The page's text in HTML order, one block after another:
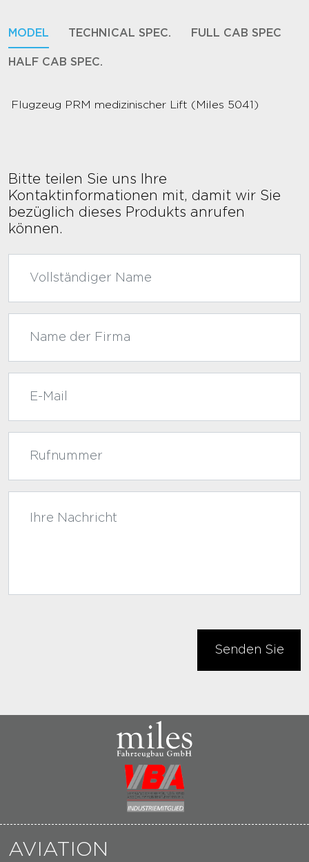
MODEL TECHNICAL SPEC. FULL CAB SPEC
HALF CAB SPEC.
Flugzeug PRM medizinischer Lift (Miles 5041)
Bitte teilen Sie uns Ihre
Kontaktinformationen mit, damit wir Sie
bezüglich dieses Produkts anrufen
können.
Senden Sie
AVIATION